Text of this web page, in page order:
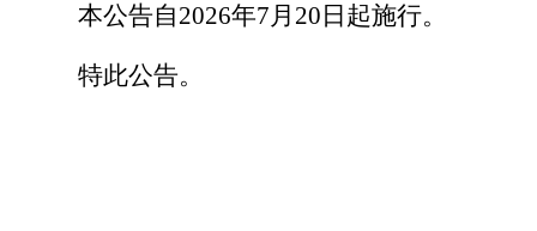
本公告自2026年7月20日起施行。
特此公告。